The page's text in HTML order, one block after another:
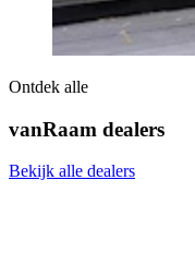
Ontdek alle
vanRaam dealers
Bekijk alle dealers